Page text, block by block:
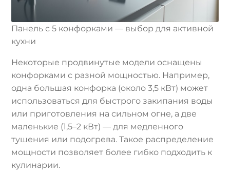
Панель с 5 конфорками — выбор для активной
кухни
Некоторые продвинутые модели оснащены
конфорками с разной мощностью. Например,
одна большая конфорка (около 3,5 кВт) может
использоваться для быстрого закипания воды
или приготовления на сильном огне, а две
маленькие (1,5–2 кВт) — для медленного
тушения или подогрева. Такое распределение
мощности позволяет более гибко подходить к
кулинарии.